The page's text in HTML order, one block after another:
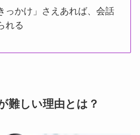
っかけ」さえあれば、会話
れる
難しい理由とは？